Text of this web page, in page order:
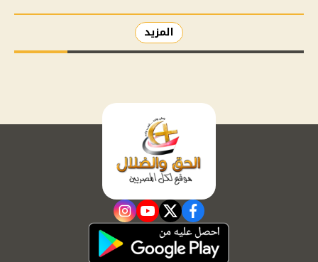
المزيد
facebook
twitter
youtube
instagram